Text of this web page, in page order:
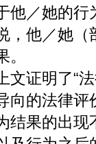
他／她的行
，他／她（
。
上文证明了“
向的法律评
结果的出现